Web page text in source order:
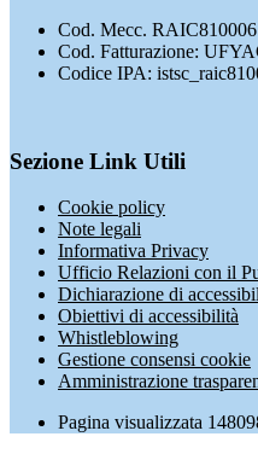
Cod. Mecc. RAIC810006
Cod. Fatturazione:
Codice IPA:
Sezione Link Utili
Cookie policy
Note legali
Informativa Privacy
Ufficio Relazioni con il
Dichiarazione di
Obiettivi di accessibilità
Whistleblowing
Gestione consensi cookie
Amministrazione
Pagina visualizzata